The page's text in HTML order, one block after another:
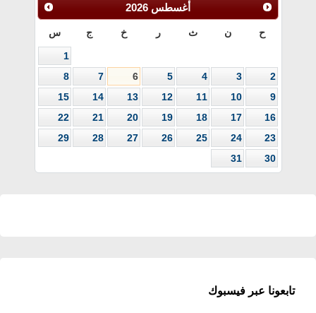
أغسطس 2026
ح ن ث ر خ ج س
1
2
3
4
5
6
7
8
9
10
11
12
13
14
15
16
17
18
19
20
21
22
23
24
25
26
27
28
29
30
31
تابعونا عبر فيسبوك